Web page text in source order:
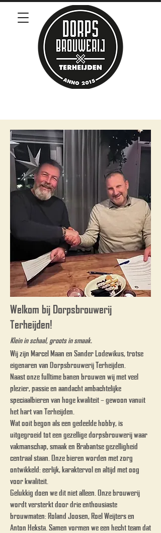
Welkom bij Dorpsbrouwerij
Terheijden!
Klein in schaal, groots in smaak.
Wij zijn Marcel Maan en Sander Lodewikus, trotse
eigenaren van Dorpsbrouwerij Terheijden.
Naast onze fulltime banen brouwen wij met veel
plezier, passie en aandacht ambachtelijke
speciaalbieren van hoge kwaliteit – gewoon vanuit
het hart van Terheijden.
Wat ooit begon als een gedeelde hobby, is
uitgegroeid tot een gezellige dorpsbrouwerij waar
vakmanschap, smaak en Brabantse gezelligheid
centraal staan. Onze bieren worden met zorg
ontwikkeld: eerlijk, karaktervol en altijd met oog
voor kwaliteit.
Gelukkig doen we dit niet alleen. Onze brouwerij
wordt versterkt door drie enthousiaste
brouwmaten: Roland Joosen, Roel Weijters en
Anton Heksta. Samen vormen we een hecht team dat